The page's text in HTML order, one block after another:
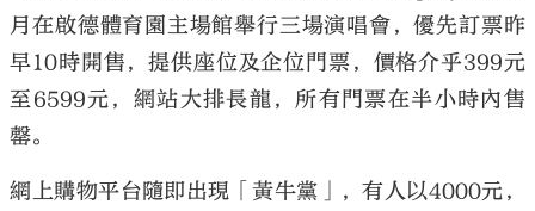
月在啟德體育園主場館舉行三場演唱會，優先訂票昨
早10時開售，提供座位及企位門票，價格介乎399元
至6599元，網站大排長龍，所有門票在半小時內售
罄。
網上購物平台隨即出現「黃牛黨」，有人以4000元，